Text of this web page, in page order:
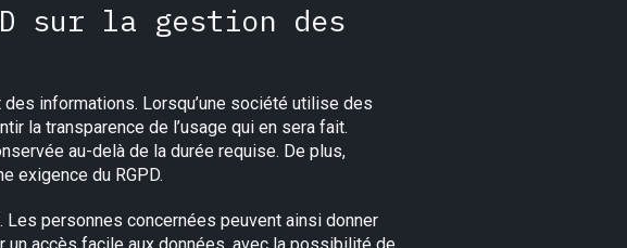
sur la gestion des
informations. Lorsqu’une société utilise des
la transparence de l’usage qui en sera fait.
au-delà de la durée requise. De plus,
exigence du RGPD.
personnes concernées peuvent ainsi donner